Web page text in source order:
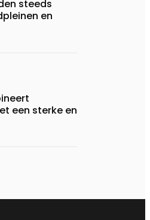
steeds
en
een sterke en